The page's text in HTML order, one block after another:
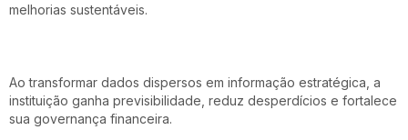
melhorias sustentáveis.
Ao transformar dados dispersos em informação estratégica, a
instituição ganha previsibilidade, reduz desperdícios e fortalece
sua governança financeira.